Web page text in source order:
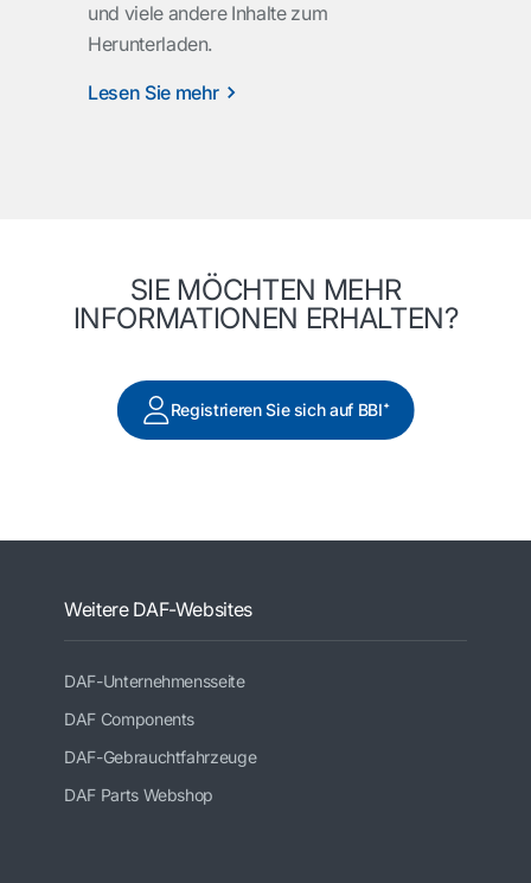
und viele andere Inhalte zum
Herunterladen.
Lesen Sie mehr
SIE MÖCHTEN MEHR
INFORMATIONEN ERHALTEN?
Registrieren Sie sich auf BBI⁺
Weitere DAF-Websites
DAF-Unternehmensseite
DAF Components
DAF-Gebrauchtfahrzeuge
DAF Parts Webshop